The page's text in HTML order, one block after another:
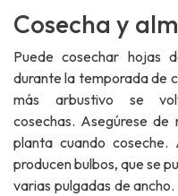
Cosecha y
Puede cosechar hojas
durante la temporada de
más arbustivo se
cosechas. Asegúrese
planta cuando coseche.
producen bulbos, que se
varias pulgadas de